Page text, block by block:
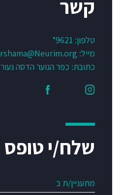
קשר
טלפון: 9621*
מייל:
כתובת: כפר הנוער הדסה
שלח/י טופס